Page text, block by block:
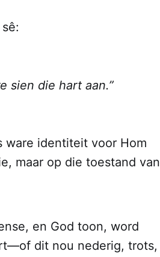
sien die hart aan.”
ware identiteit voor Hom
maar op die toestand van
en God toon, word
dit nou nederig, trots,